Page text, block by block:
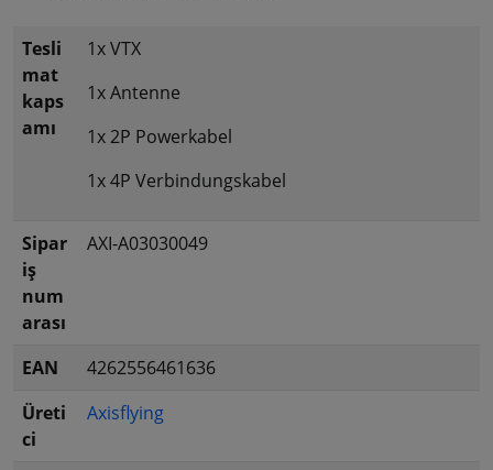
Tesli
mat
kaps
amı
1x VTX
1x Antenne
1x 2P Powerkabel
1x 4P Verbindungskabel
Sipar
iş
num
arası
AXI-A03030049
EAN
4262556461636
Üreti
ci
Axisflying